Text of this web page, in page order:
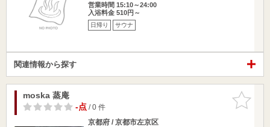
営業時間 15:10～24:00
入浴料金 510円～
日帰り サウナ
関連情報から探す
お気に入
りに追加
moska 蒸庵
-点/ 0 件
京都府 / 京都市左京区